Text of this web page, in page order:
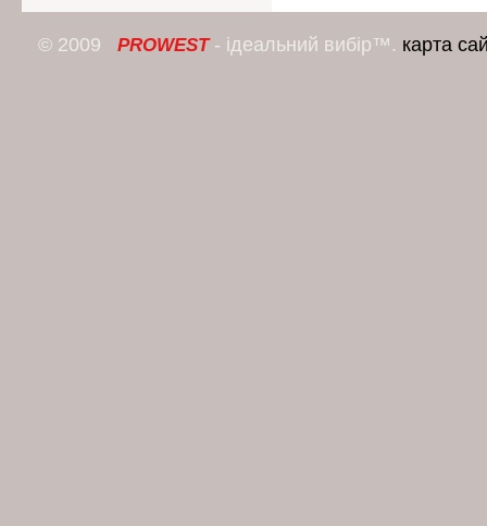
© 2009 PROWEST- ідеальний вибір™. карта